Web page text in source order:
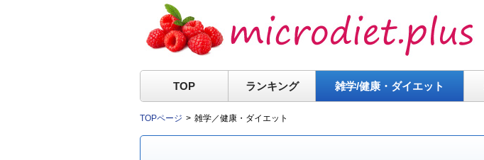
TOP ランキング 雑学/健康・ ダイエット
TOPページ 雑学／健康・ダイエット